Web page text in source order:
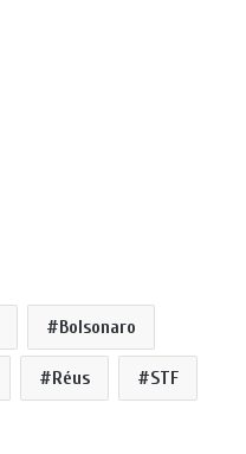
Bolsonaro
Réus STF